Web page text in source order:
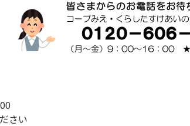
さい